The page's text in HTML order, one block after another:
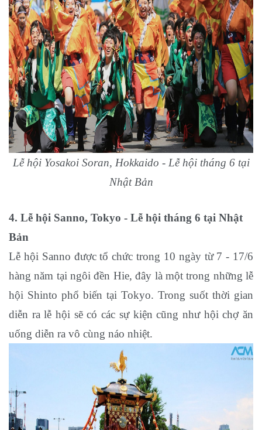
Lễ hội Yosakoi Soran, Hokkaido - Lễ hội tháng 6 tại
Nhật Bản
4. Lễ hội Sanno, Tokyo - Lễ hội tháng 6 tại Nhật
Bản
Lễ hội Sanno được tổ chức trong 10 ngày từ 7 - 17/6
hàng năm tại ngôi đền Hie, đây là một trong những lễ
hội Shinto phổ biến tại Tokyo. Trong suốt thời gian
diễn ra lễ hội sẽ có các sự kiện cũng như hội chợ ăn
uống diễn ra vô cùng náo nhiệt.